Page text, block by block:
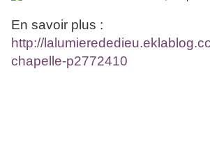
En savoir plus :
http://
chapelle-p2772410